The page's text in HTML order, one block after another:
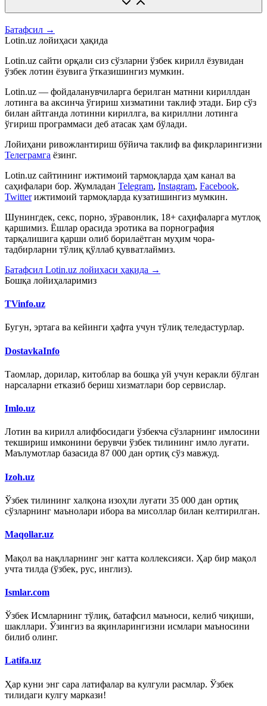
Батафсил →
Lotin.uz лойиҳаси ҳақида
Lotin.uz сайти орқали сиз сўзларни ўзбек кирилл ёзувидан
ўзбек лотин ёзувига ўтказишингиз мумкин.
Lotin.uz — фойдаланувчиларга берилган матнни кириллдан
лотинга ва аксинча ўгириш хизматини таклиф этади. Бир сўз
билан айтганда лотинни кириллга, ва кириллни лотинга
ўгириш программаси деб атасак ҳам бўлади.
Лойиҳани ривожлантириш бўйича таклиф ва фикрларингизни
Телеграмга ёзинг.
Lotin.uz сайтининг ижтимоий тармоқларда ҳам канал ва
саҳифалари бор. Жумладан Telegram, Instagram, Facebook,
Twitter ижтимоий тармоқларда кузатишингиз мумкин.
Шунингдек, секс, порно, зўравонлик, 18+ саҳифаларга мутлоқ
қаршимиз. Ёшлар орасида эротика ва порнография
тарқалишига қарши олиб борилаётган муҳим чора-
тадбирларни тўлиқ қўллаб қувватлаймиз.
Батафсил Lotin.uz лойиҳаси ҳақида →
Бошқа лойиҳаларимиз
TVinfo.uz
Бугун, эртага ва кейинги ҳафта учун тўлиқ теледастурлар.
DostavkaInfo
Таомлар, дорилар, китоблар ва бошқа уй учун керакли бўлган
нарсаларни етказиб бериш хизматлари бор сервислар.
Imlo.uz
Лотин ва кирилл алифбосидаги ўзбекча сўзларнинг имлосини
текшириш имконини берувчи ўзбек тилининг имло луғати.
Маълумотлар базасида 87 000 дан ортиқ сўз мавжуд.
Izoh.uz
Ўзбек тилининг халқона изоҳли луғати 35 000 дан ортиқ
сўзларнинг маънолари ибора ва мисоллар билан келтирилган.
Maqollar.uz
Мақол ва нақлларнинг энг катта коллексияси. Ҳар бир мақол
учта тилда (ўзбек, рус, инглиз).
Ismlar.com
Ўзбек Исмларнинг тўлиқ, батафсил маъноси, келиб чиқиши,
шакллари. Ўзингиз ва яқинларингизни исмлари маъносини
билиб олинг.
Latifa.uz
Ҳар куни энг сара латифалар ва кулгули расмлар. Ўзбек
тилидаги кулгу маркази!